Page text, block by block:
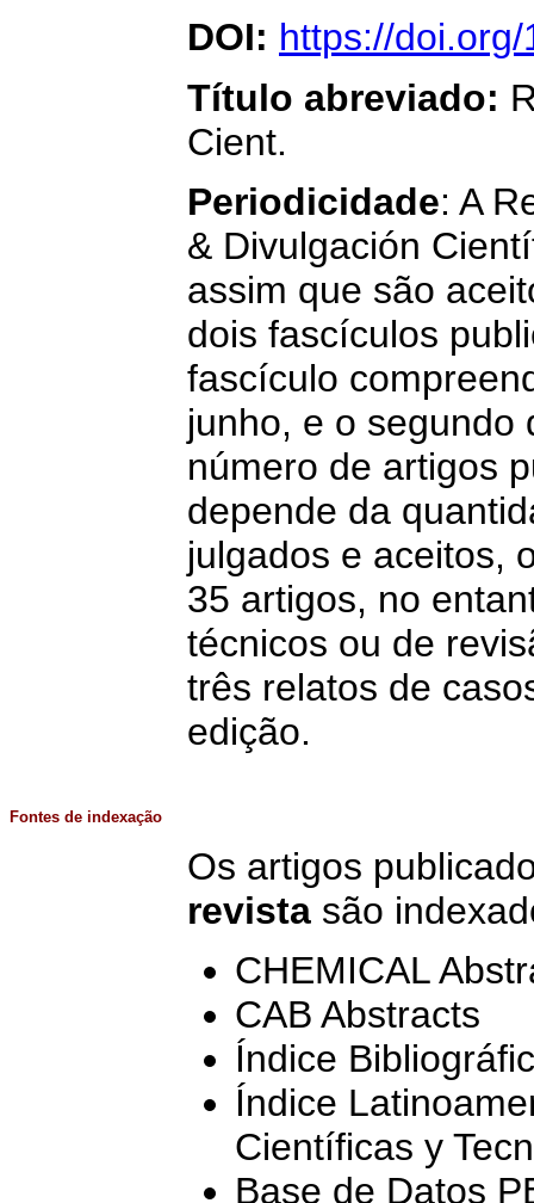
DOI: https://
Título abreviado:
Cient.
Periodicidade: A
& Divulgación
assim que são
dois fascículos
fascículo
junho, e o segundo
número de artigos
depende da
julgados e aceitos,
35 artigos, no
técnicos ou de
três relatos de
edição.
Fontes de indexação
Os artigos
revista são
CHEMICAL
CAB Abstracts
Índice
Índice
Científicas y
Base de Datos